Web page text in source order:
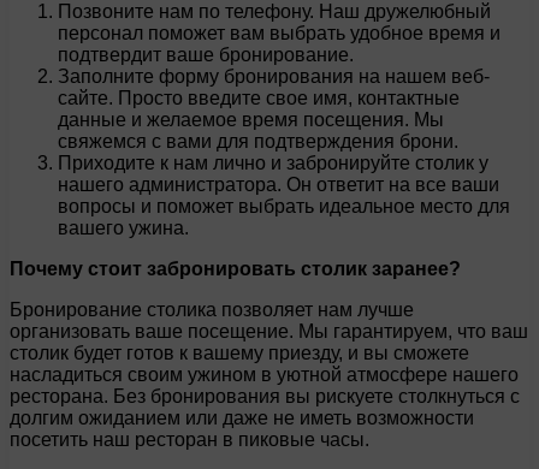
Позвоните нам по телефону. Наш дружелюбный
персонал поможет вам выбрать удобное время и
подтвердит ваше бронирование.
Заполните форму бронирования на нашем веб-
сайте. Просто введите свое имя, контактные
данные и желаемое время посещения. Мы
свяжемся с вами для подтверждения брони.
Приходите к нам лично и забронируйте столик у
нашего администратора. Он ответит на все ваши
вопросы и поможет выбрать идеальное место для
вашего ужина.
Почему стоит забронировать столик заранее?
Бронирование столика позволяет нам лучше
организовать ваше посещение. Мы гарантируем, что ваш
столик будет готов к вашему приезду, и вы сможете
насладиться своим ужином в уютной атмосфере нашего
ресторана. Без бронирования вы рискуете столкнуться с
долгим ожиданием или даже не иметь возможности
посетить наш ресторан в пиковые часы.